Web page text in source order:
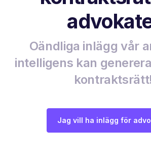
Oändliga inlägg vår
intelligens kan
Jag vill ha inlägg för